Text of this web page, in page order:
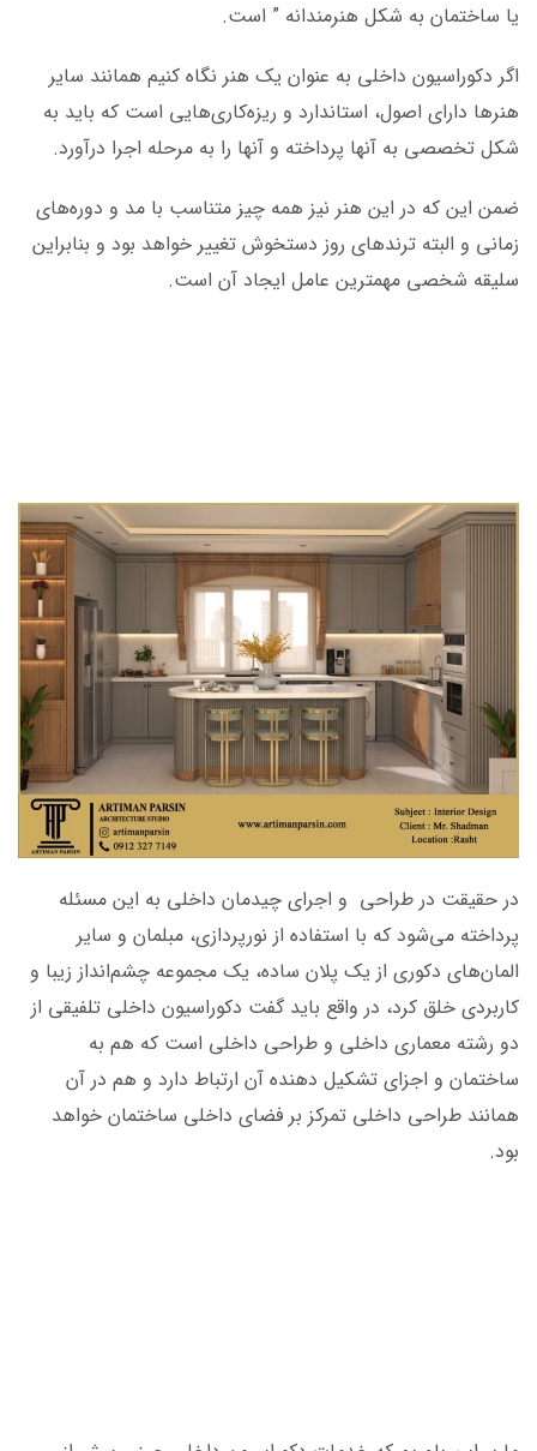
یا ساختمان به شکل هنرمندانه ” است.
اگر دکوراسیون داخلی به عنوان یک هنر نگاه کنیم همانند سایر
هنرها دارای اصول، استاندارد و ریزه‌کاری‌هایی است که باید به
شکل تخصصی به آنها پرداخته و آنها را به مرحله اجرا درآورد.
ضمن این که در این هنر نیز همه چیز متناسب با مد و دوره‌های
زمانی و البته ترندهای روز دستخوش تغییر خواهد بود و بنابراین
سلیقه شخصی مهمترین عامل ایجاد آن است.
در حقیقت در طراحی و اجرای چیدمان داخلی به این مسئله
پرداخته می‌شود که با استفاده از نورپردازی، مبلمان و سایر
المان‌های دکوری از یک پلان ساده، یک مجموعه چشم‌انداز زیبا و
کاربردی خلق کرد، در واقع باید گفت دکوراسیون داخلی تلفیقی از
دو رشته معماری داخلی و طراحی داخلی است که هم به
ساختمان و اجزای تشکیل دهنده آن ارتباط دارد و هم در آن
همانند طراحی داخلی تمرکز بر فضای داخلی ساختمان خواهد
بود.